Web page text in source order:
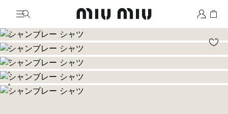
MiuMiu logo
画像に移動 1
画像に移動 2
画像に移動 3
画像に移動 4
画像に移動 5
画像に移動 6